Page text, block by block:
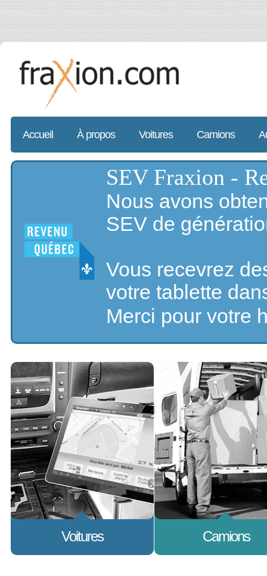
Accueil À propos Voitures Camions
SEV Fraxion -
Nous avons
SEV de
Vous recevrez
votre tablette
Merci pour votre
Voitures Camions